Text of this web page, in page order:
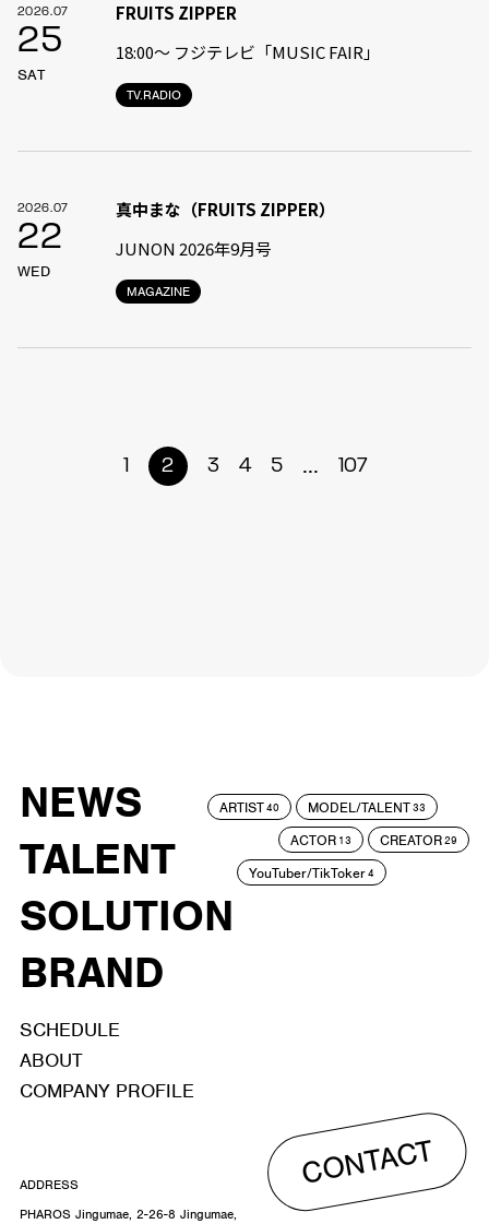
2026.07
25
SAT
TV.RADIO
FRUITS ZIPPER
18:00〜 フジテレビ「MUSIC FAIR」
2026.07
22
WED
MAGAZINE
真中まな（FRUITS ZIPPER）
JUNON 2026年9月号
1 2 3 4 5 ... 107
NEWS
TALENT
SOLUTION
BRAND
ARTIST40 MODEL/TALENT33
ACTOR 13 CREATOR29
YouTuber/TikToker4
SCHEDULE
ABOUT
COMPANY PROFILE
CONTACT
ADDRESS
PHAROS Jingumae, 2-26-8 Jingumae,